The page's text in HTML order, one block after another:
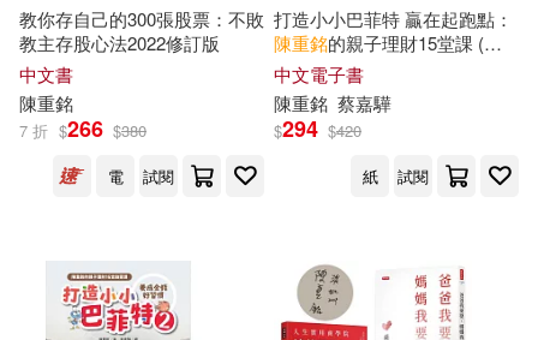
教你存自己的300張股票：不敗
教主存股心法2022修訂版
中文書
陳重銘
7 折 $266 $380
電
試閱
打造小小巴菲特 贏在起跑點：
陳重銘的親子理財15堂課 (電
子書)
中文電子書
陳重銘 蔡嘉驊
$294 $420
紙
試閱